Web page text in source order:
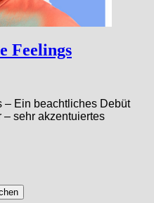
Feelings
– Ein beachtliches Debüt
– sehr akzentuiertes